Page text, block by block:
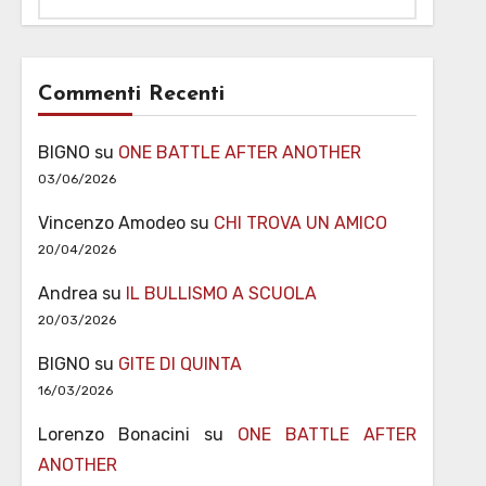
Commenti Recenti
BIGNO su ONE BATTLE AFTER ANOTHER
03/06/2026
Vincenzo Amodeosu CHI TROVA UN AMICO
20/04/2026
Andrea su IL BULLISMO A SCUOLA
20/03/2026
BIGNO su GITE DI QUINTA
16/03/2026
Lorenzo Bonacini su ONE BATTLE AFTER
ANOTHER